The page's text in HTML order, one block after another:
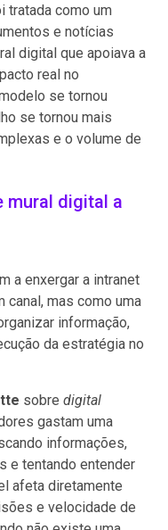
tratada como um
e notícias
digital que apoiava a
real no
se tornou
se tornou mais
e o volume de
mural digital a
a enxergar a intranet
canal, mas como uma
informação,
da estratégia no
sobre digital
gastam uma
informações,
e tentando entender
afeta diretamente
e velocidade de